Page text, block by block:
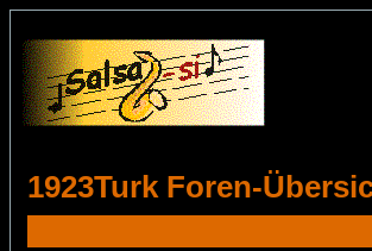
1923Turk Foren-